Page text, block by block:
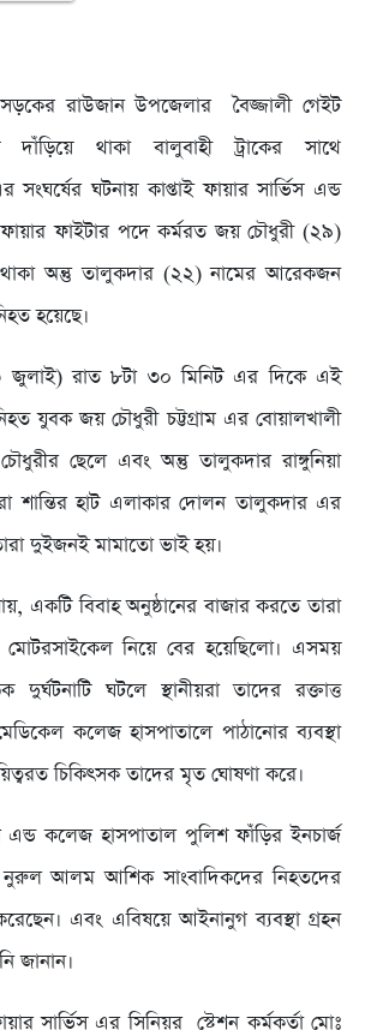
সড়কের রাউজান উপজেলার বৈজ্জালী গেইট
থাকা বালুবাহী ট্রাকের সাথে
ঘটনায় কাপ্তাই ফায়ার সার্ভিস এন্ড
ফায়ার ফাইটার পদে কর্মরত জয় চৌধুরী (২৯)
অন্তু তালুকদার (২২) নামের আরেকজন
হয়েছে।
জুলাই) রাত ৮টা ৩০ মিনিট এর দিকে এই
যুবক জয় চৌধুরী চট্টগ্রাম এর বোয়ালখালী
ছেলে এবং অন্তু তালুকদার রাঙ্গুনিয়া
শান্তির হাট এলাকার দোলন তালুকদার এর
দুইজনই মামাতো ভাই হয়।
একটি বিবাহ অনুষ্ঠানের বাজার করতে তারা
নিয়ে বের হয়েছিলো। এসময়
দুর্ঘটনাটি ঘটলে স্থানীয়রা তাদের রক্তাত্ত
মেডিকেল কলেজ হাসপাতালে পাঠানোর ব্যবস্থা
চিকিৎসক তাদের মৃত ঘোষণা করে।
এন্ড কলেজ হাসপাতাল পুলিশ ফাঁড়ির ইনচার্জ
নুরুল আলম আশিক সাংবাদিকদের নিহতদের
এবং এবিষয়ে আইনানুগ ব্যবস্থা গ্রহন
জানান।
সার্ভিস এর সিনিয়র স্টেশন কর্মকর্তা মোঃ